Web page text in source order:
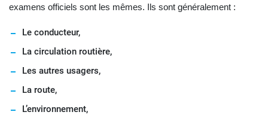
examens officiels sont les mêmes. Ils sont généralement :
Le conducteur,
La circulation routière,
Les autres usagers,
La route,
L’environnement,